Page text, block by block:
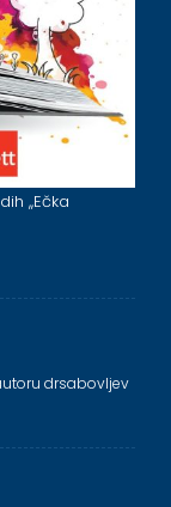
,,Ečka
autoru drsabovljev